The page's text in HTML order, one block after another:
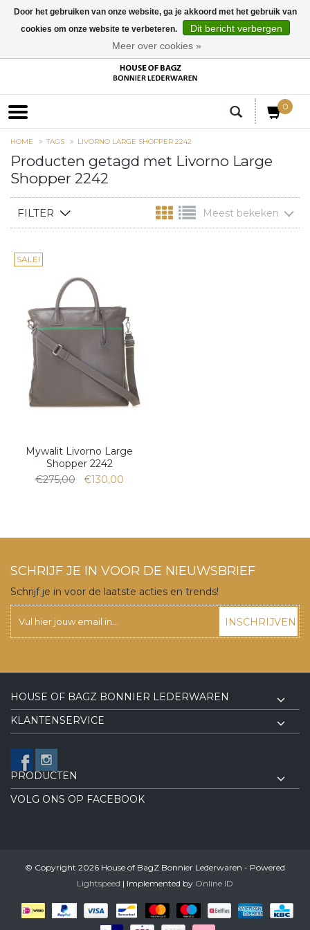
0
HOME TAGS LIVORNO LARGE SHOPPER 2242
Producten getagd met Livorno Large
Shopper 2242
FILTER Meest bekeken
SALE!
Mywalit Livorno Large
Shopper 2242
€275,00
€130,00
SCHRIJF JE IN VOOR DE NIEUWSBRIEF
Schrijf je in voor de laatste acties en trends!
INSCHRIJVEN
HOUSE OF BAGZ BONNIER LEDERWAREN
KLANTENSERVICE
PRODUCTEN
VOLG ONS OP FACEBOOK
© Copyright 2026 House of BagZ Bonnier Lederwaren - Powered
Lightspeed | Implemented by Online ID
Door het gebruiken van onze website, ga je akkoord met het gebruik van
cookies om onze website te verbeteren.
Dit bericht verbergen
Meer over cookies »